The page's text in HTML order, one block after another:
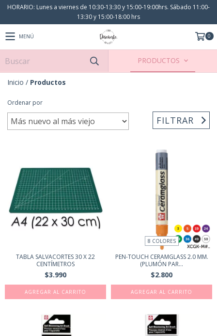
HORARIO: Lunes a viernes de 10:30-13:30 y 15:00-19:00hrs. Sábado 11:00-
13:30 y 15:00-18:00 hrs
MENÚ 0
PRODUCTOS
Inicio / Productos
Ordenar por
FILTRAR
TABLA SALVACORTES 30 X 22
CENTÍMETROS
$3.990
8 COLORES
PEN-TOUCH CERAMGLASS 2.0 MM.
(PLUMÓN PAR...
$2.800
AGREGAR AL CARRITO